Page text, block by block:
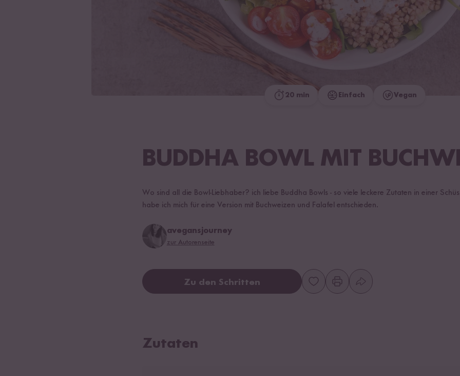
20 min Einfach Vegan
BUDDHA BOWL MIT
Wo sind all die Bowl-Liebhaber? ich liebe Buddha Bowls - so viele leckere Zutaten in einer
habe ich mich für eine Version mit Buchweizen und Falafel entschieden.
avegansjourney
zur Autorenseite
Zu den Schritten
Zutaten